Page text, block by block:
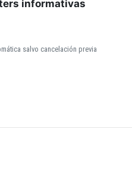
informativas
salvo cancelación previa